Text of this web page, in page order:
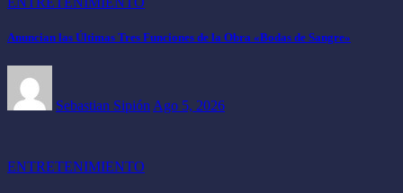
Anuncian las Últimas Tres Funciones de la Obra «Bodas de Sangre»
Sebastian Sipión Ago 5, 2026
ENTRETENIMIENTO